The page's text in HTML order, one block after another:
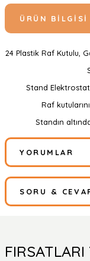
ÜRÜN BILGISI
24 Plastik Raf Kutulu,
Stand
Raf
Standın
YORUMLAR
Bu
SORU &
Ürün
FIRSATLARI